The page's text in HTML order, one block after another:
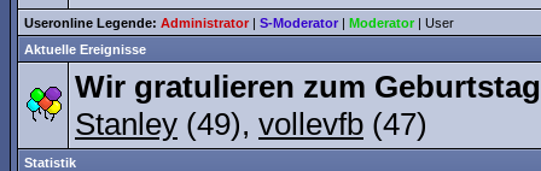
Useronline Legende: Administrator | S-Moderator | Moderator | User
Aktuelle Ereignisse
Wir gratulieren zum
Stanley (49), vollevfb (47)
Statistik